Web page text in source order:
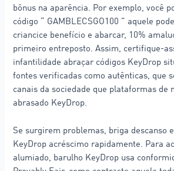
bônus na aparência. Por exemplo, você
código “ GAMBLECSGO100 ” aquele
criancice benefício e abarcar, 10%
primeiro entreposto. Assim, certifique-
infantilidade abraçar códigos KeyDrop
fontes verificadas como autênticas, que
canais da sociedade que plataformas de
abrasado KeyDrop.
Se surgirem problemas, briga descanso
KeyDrop acréscimo rapidamente. Para
alumiado, barulho KeyDrop usa